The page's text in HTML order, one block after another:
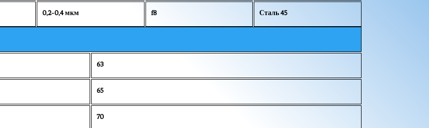
0,2-0,4 мкм f8 Сталь 45
63
65
70